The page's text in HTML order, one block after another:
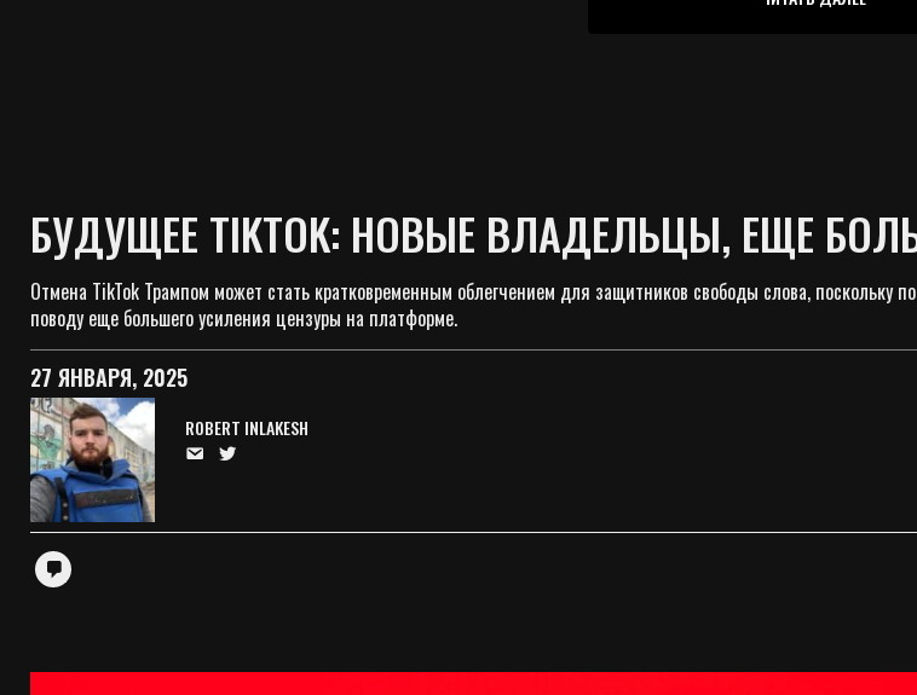
БУДУЩЕЕ TIKTOK: НОВЫЕ ВЛАДЕЛЬЦЫ, ЕЩЕ
Отмена TikTok Трампом может стать кратковременным облегчением для защитников свободы слова, поскольку
поводу еще большего усиления цензуры на платформе.
27 ЯНВАРЯ, 2025
ROBERT INLAKESH